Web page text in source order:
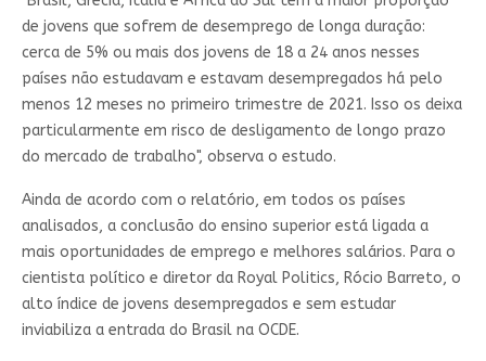
de jovens que sofrem de desemprego de longa duração:
cerca de 5% ou mais dos jovens de 18 a 24 anos nesses
países não estudavam e estavam desempregados há pelo
menos 12 meses no primeiro trimestre de 2021. Isso os deixa
particularmente em risco de desligamento de longo prazo
do mercado de trabalho", observa o estudo.
Ainda de acordo com o relatório, em todos os países
analisados, a conclusão do ensino superior está ligada a
mais oportunidades de emprego e melhores salários. Para o
cientista político e diretor da Royal Politics, Rócio Barreto, o
alto índice de jovens desempregados e sem estudar
inviabiliza a entrada do Brasil na OCDE.